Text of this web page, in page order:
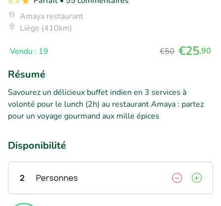
Amaya restaurant
Liège (410km)
Vendu : 19 €50 €25,90
Résumé
Savourez un délicieux buffet indien en 3 services à
volonté pour le lunch (2h) au restaurant Amaya : partez
pour un voyage gourmand aux mille épices
Disponibilité
2 Personnes